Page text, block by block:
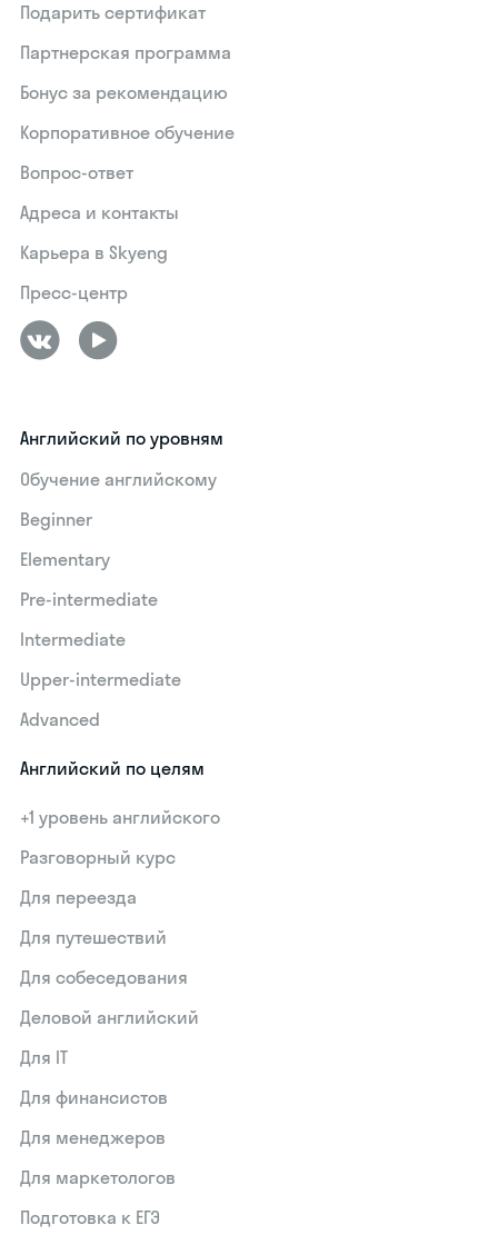
Подарить сертификат
Партнерская программа
Бонус за рекомендацию
Корпоративное обучение
Вопрос-ответ
Адреса и контакты
Карьера в Skyeng
Пресс-центр
Английский по уровням
Обучение английскому
Beginner
Elementary
Pre-intermediate
Intermediate
Upper-intermediate
Advanced
Английский по целям
+1 уровень английского
Разговорный курс
Для переезда
Для путешествий
Для собеседования
Деловой английский
Для IT
Для финансистов
Для менеджеров
Для маркетологов
Подготовка к ЕГЭ